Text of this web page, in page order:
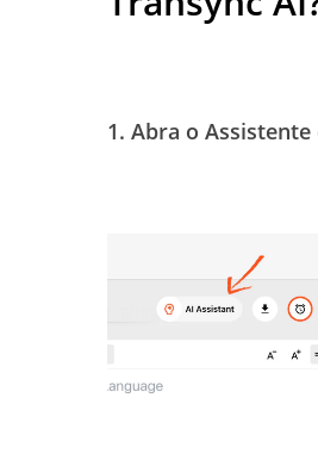
1. Abra o Assistente